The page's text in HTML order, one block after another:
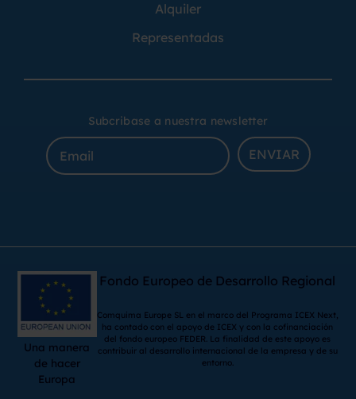
Alquiler
Representadas
Subcribase a nuestra newsletter
ENVIAR
Una manera
de hacer
Europa
Fondo Europeo de Desarrollo Regional
Comquima Europe SL en el marco del Programa ICEX Next,
ha contado con el apoyo de ICEX y con la cofinanciación
del fondo europeo FEDER. La finalidad de este apoyo es
contribuir al desarrollo internacional de la empresa y de su
entorno.